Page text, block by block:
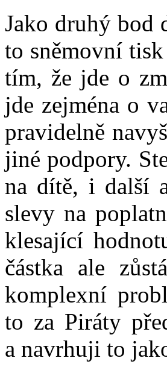
Jako druhý bod
to sněmovní
tím, že jde o
jde zejména o
pravidelně
jiné podpory.
na dítě, i další
slevy na
klesající
částka ale
komplexní
to za Piráty
a navrhuji to